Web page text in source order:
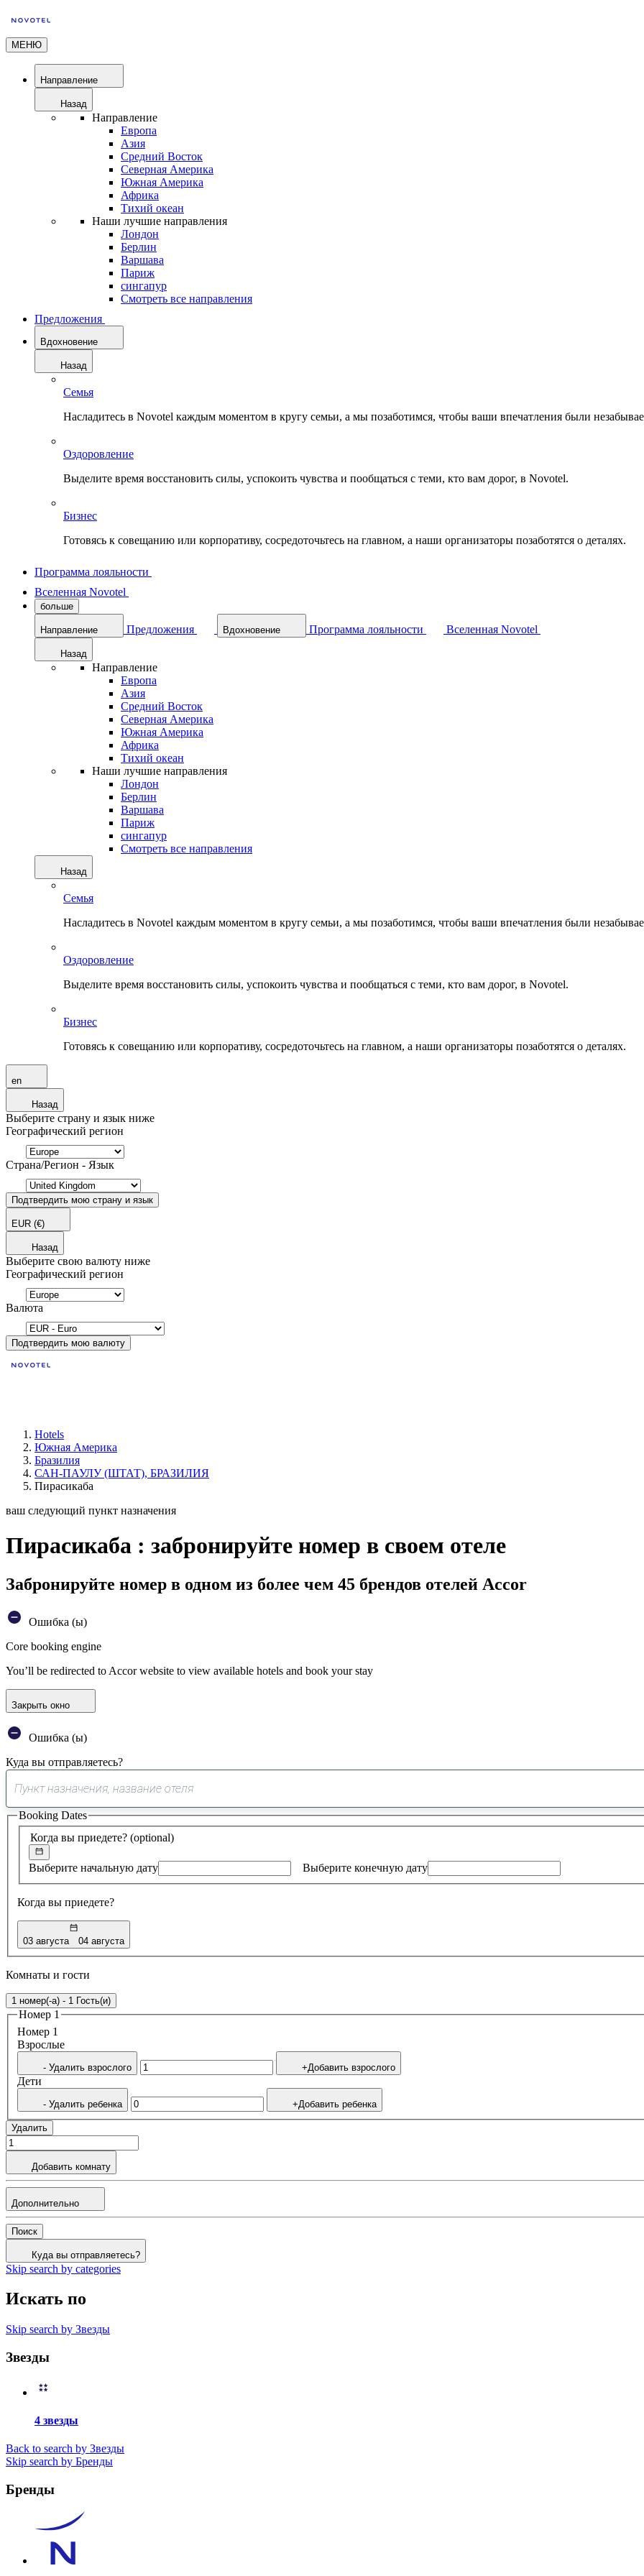
МЕНЮ
Направление
Назад
Направление
Европа
Азия
Средний Восток
Северная Америка
Южная Америка
Африка
Тихий океан
Наши лучшие направления
Лондон
Берлин
Варшава
Париж
сингапур
Смотреть все направления
Предложения
Вдохновение
Назад
Семья
Насладитесь в Novotel каждым моментом в кругу семьи, а мы позаботимся, чтобы ваши впечатления были
Оздоровление
Выделите время восстановить силы, успокоить чувства и пообщаться с теми, кто вам дорог, в Novotel.
Бизнес
Готовясь к совещанию или корпоративу, сосредоточьтесь на главном, а наши организаторы позаботятся о деталях.
Программа лояльности
Вселенная Novotel
больше
Направление Предложения Вдохновение Программа лояльности Вселенная Novotel
Назад
Направление
Европа
Азия
Средний Восток
Северная Америка
Южная Америка
Африка
Тихий океан
Наши лучшие направления
Лондон
Берлин
Варшава
Париж
сингапур
Смотреть все направления
Назад
Семья
Насладитесь в Novotel каждым моментом в кругу семьи, а мы позаботимся, чтобы ваши впечатления были
Оздоровление
Выделите время восстановить силы, успокоить чувства и пообщаться с теми, кто вам дорог, в Novotel.
Бизнес
Готовясь к совещанию или корпоративу, сосредоточьтесь на главном, а наши организаторы позаботятся о деталях.
en
Назад
Выберите страну и язык ниже
Географический регион
Страна/Регион - Язык
Подтвердить мою страну и язык
EUR (€)
Назад
Выберите свою валюту ниже
Географический регион
Валюта
Подтвердить мою валюту
Hotels
Южная Америка
Бразилия
САН-ПАУЛУ (ШТАТ), БРАЗИЛИЯ
Пирасикаба
ваш следующий пункт назначения
Пирасикаба : забронируйте номер в своем отеле
Забронируйте номер в одном из более чем 45 брендов отелей Accor
Ошибка (ы)
Core booking engine
You’ll be redirected to Accor website to view available hotels and book your stay
Закрыть окно
Ошибка (ы)
Куда вы отправляетесь?
предложение
найдено
Когда вы приедете? (optional)
Выберите начальную дату Выберите конечную дату
Когда вы приедете?
03 августа 04 августа
Booking Dates
Комнаты и гости
1 номер(-а) - 1 Гость(и)
Номер 1
Номер 1
Bзрослые
- Удалить взрослого +Добавить взрослого
Дети
- Удалить ребенка +Добавить ребенка
Удалить
Добавить комнату
Дополнительно
Поиск
Куда вы отправляетесь?
Skip search by categories
Искать по
Skip search by Звезды
Звезды
4 звезды
Back to search by Звезды
Skip search by Бренды
Бренды